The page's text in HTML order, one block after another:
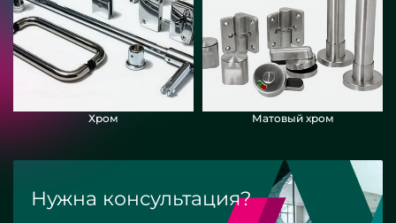
Хром Матовый хром
Нужна консультация?